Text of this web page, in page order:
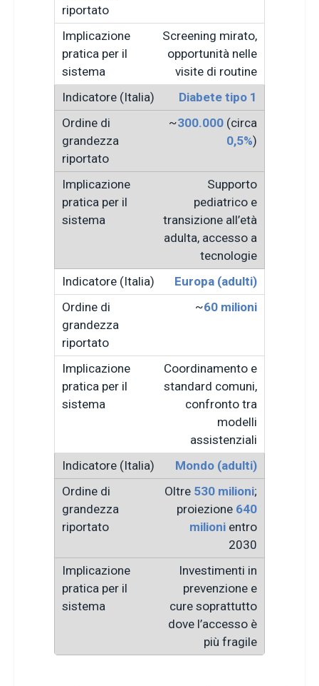
Screening mirato,
opportunità nelle
visite di routine
Diabete tipo 1
~300.000 (circa
0,5%)
Supporto
pediatrico e
transizione all’età
adulta, accesso a
tecnologie
Europa (adulti)
~60 milioni
Coordinamento e
standard comuni,
confronto tra
modelli
assistenziali
Mondo (adulti)
Oltre 530 milioni;
proiezione 640
milioni entro
2030
Investimenti in
prevenzione e
cure soprattutto
dove l’accesso è
più fragile